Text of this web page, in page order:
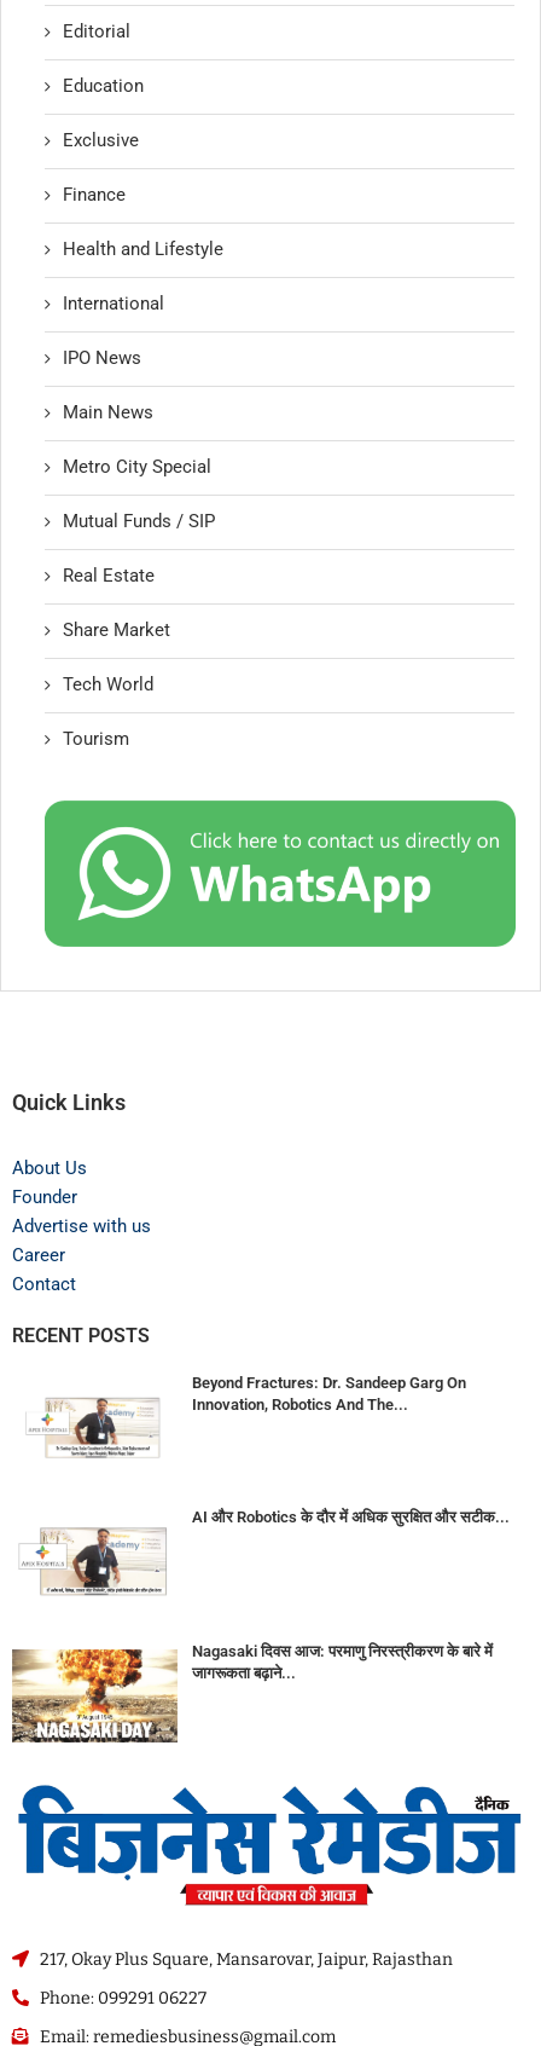
Editorial
Education
Exclusive
Finance
Health and Lifestyle
International
IPO News
Main News
Metro City Special
Mutual Funds / SIP
Real Estate
Share Market
Tech World
Tourism
Quick Links
About Us
Founder
Advertise with us
Career
Contact
RECENT POSTS
Beyond Fractures: Dr. Sandeep Garg On
Innovation, Robotics And The...
AI और Robotics के दौर में अधिक सुरक्षित और सटीक...
Nagasaki दिवस आज: परमाणु निरस्त्रीकरण के बारे में
जागरूकता बढ़ाने...
217, Okay Plus Square, Mansarovar, Jaipur, Rajasthan
Phone: 099291 06227
Email: remediesbusiness@gmail.com